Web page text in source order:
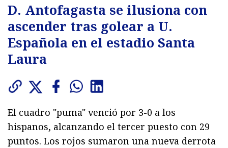
D. Antofagasta se ilusiona con
ascender tras golear a U.
Española en el estadio Santa
Laura
El cuadro "puma" venció por 3-0 a los
hispanos, alcanzando el tercer puesto con 29
puntos. Los rojos sumaron una nueva derrota